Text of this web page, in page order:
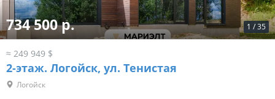
1 /35
734 500 р.
≈ 249 949 $
2-этаж. Логойск, ул. Тенистая
Логойск